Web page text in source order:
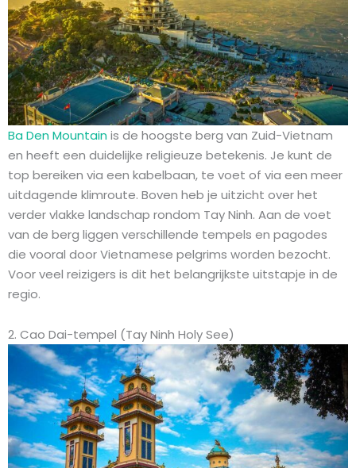
Ba Den Mountain is de hoogste berg van Zuid-Vietnam
en heeft een duidelijke religieuze betekenis. Je kunt de
top bereiken via een kabelbaan, te voet of via een meer
uitdagende klimroute. Boven heb je uitzicht over het
verder vlakke landschap rondom Tay Ninh. Aan de voet
van de berg liggen verschillende tempels en pagodes
die vooral door Vietnamese pelgrims worden bezocht.
Voor veel reizigers is dit het belangrijkste uitstapje in de
regio.
2. Cao Dai-tempel (Tay Ninh Holy See)